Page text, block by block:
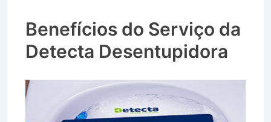
Benefícios do Serviço da
Detecta Desentupidora